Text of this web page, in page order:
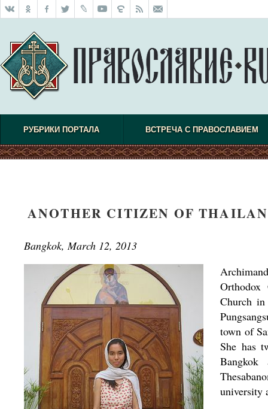
РУБРИКИ ПОРТАЛА ВСТРЕЧА С ПРАВОСЛАВИЕМ
ANOTHER CITIZEN OF
Bangkok, March 12, 2013
Church
town of
She has
university